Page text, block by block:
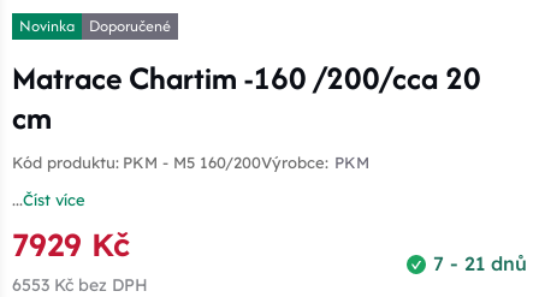
Novinka Doporučené
Matrace Chartim -160 /200/cca 20
cm
Kód produktu: PKM - M5 160/200Výrobce: PKM
...Číst více
7 - 21 dnů
7929 Kč
6553 Kč bez DPH